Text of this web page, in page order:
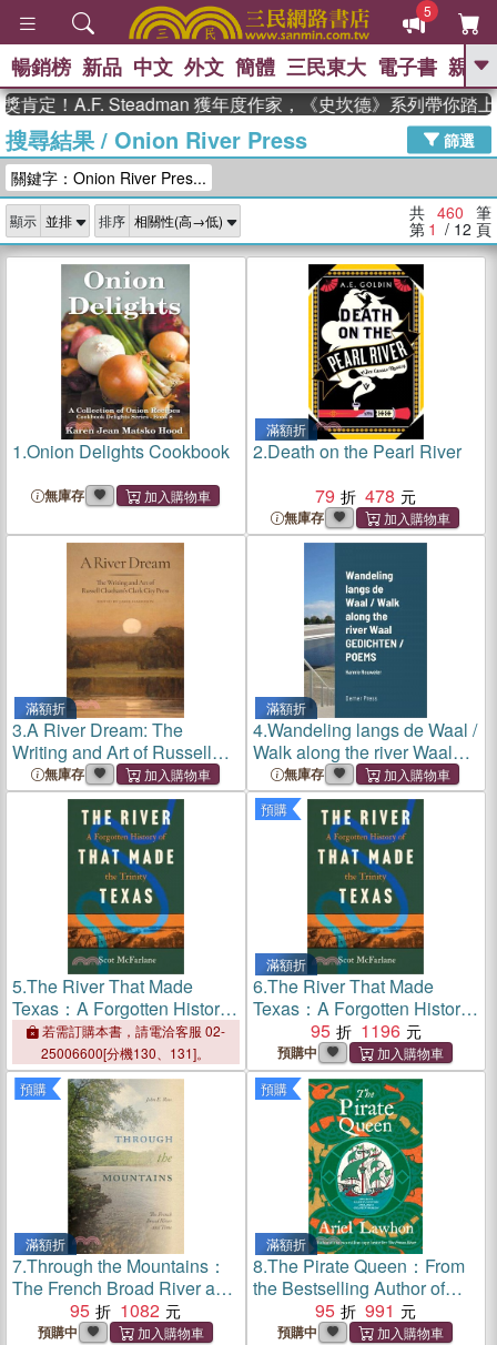
5
GO
熱搜： 東野圭吾 高希均教授回憶錄
、 The Odyssey 、 父親節 、 如果歷
獎 臺灣漫遊錄 、 方念華 、 台灣的李
登輝時代
數學女孩：黎曼猜想 、
偉大的迷走神經
暢銷榜 新品 中文 外文 簡體 三民東大 電子書 親子
A.F. Steadman 獲年度作家，《史坎德》系列帶你踏上熱血
搜尋結果/ Onion River Press
篩選
關鍵字：Onion River Pres...
顯示 排序 共 460 筆
第 1 / 12 頁
1.Onion Delights Cookbook
無庫存
滿額折
2.Death on the Pearl River
79
478
無庫存
滿額折
3.A River Dream: The
Writing and Art of Russell
Chatham's Clark City Press
無庫存
滿額折
4.Wandeling langs de Waal /
Walk along the river Waal
GEDICHTEN / POEMS:
Hannie Rouweler Demer
Press
無庫存
5.The River That Made
Texas：A Forgotten History
of the Trinity
若需訂購本書，請電洽客服 02-
25006600[分機130、131]。
預購
滿額折
6.The River That Made
Texas：A Forgotten History
of the Trinity
95 1196
預購中
預購
滿額折
7.Through the Mountains：
The French Broad River and
95 1082
預購中
預購
滿額折
8.The Pirate Queen：From
the Bestselling Author of
THE FROZEN RIVER
95 991
預購中